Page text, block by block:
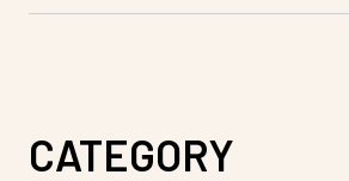
CATEGORY